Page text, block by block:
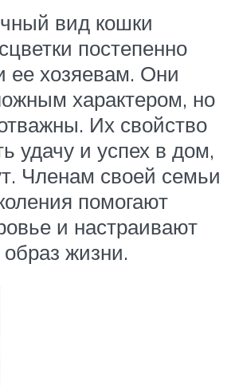
вид кошки
постепенно
ее хозяевам. Они
характером, но
Их свойство
удачу и успех в дом,
Членам своей семьи
помогают
и настраивают
жизни.